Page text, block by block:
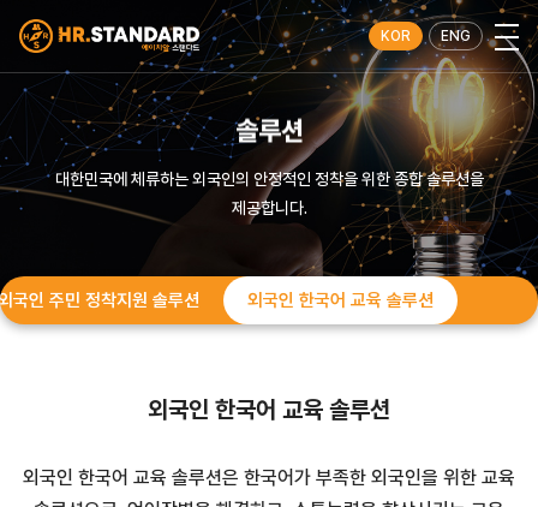
KOR ENG
솔루션
대한민국에 체류하는 외국인의 안정적인 정착을 위한 종합 솔루션을
제공합니다.
국인 주민 정착지원 솔루션 외국인 한국어 교육 솔루션
외국인 한국어 교육 솔루션
외국인 한국어 교육 솔루션은 한국어가 부족한 외국인을 위한 교육